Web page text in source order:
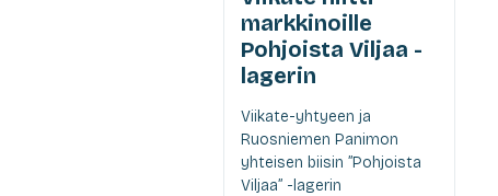
markkinoille
Pohjoista Viljaa -
lagerin
Viikate-yhtyeen ja
Ruosniemen Panimon
yhteisen biisin ”Pohjoista
Viljaa” -lagerin